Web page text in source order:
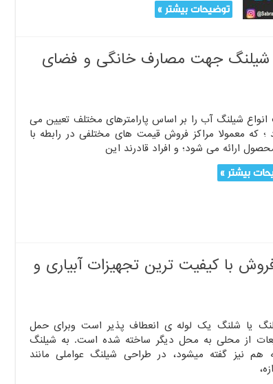
توضیحات بیشتر »
شیلنگ جهت مصارف خانگی و فضای
شیلنگ آب را بر اساس پارامترهای مختلف تعیین می
؛ که معمولا مراکز فروش قیمت های مختلفی در رابطه با
ارائه می شود؛ و افراد قادرند این
بیشتر »
با کیفیت ترین تجهیزات آبیاری و
یا شلنگ یک لوله ی انعطاف پذیر است وبرای حمل
از محلی به محل دیگر ساخته شده است. به شیلنگ
هم نیز گفته میشود، در طراحی شیلنگ عواملی مانند